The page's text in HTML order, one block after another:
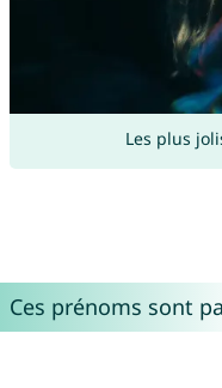
Les plus
Ces prénoms sont